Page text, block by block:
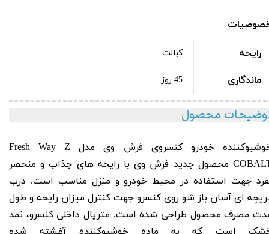
رایحه کبالت
ماندگاری 45 روز
محصول
خودرو کنسروی فرش وی مدل Fresh Way Z
COBALT محصول جدید فرش وی با رایحه های جذاب و منحصر
جهت استفاده در محیط خودرو و منزل مناسب است. درب
ای آسان باز شو روی کنسرو جهت کنترل میزان رایحه و طول
مصرف محصول طراحی شده است. متریال داخلی کنسرو، نمد